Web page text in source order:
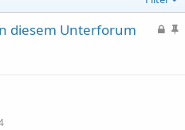
G S
diesem Unterforum